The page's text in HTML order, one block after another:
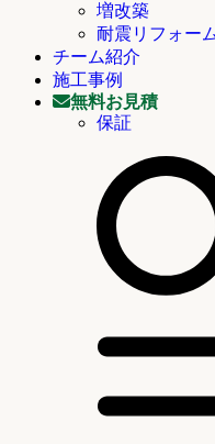
増改築
耐震リフォー
チーム紹介
施工事例
無料お見積
保証